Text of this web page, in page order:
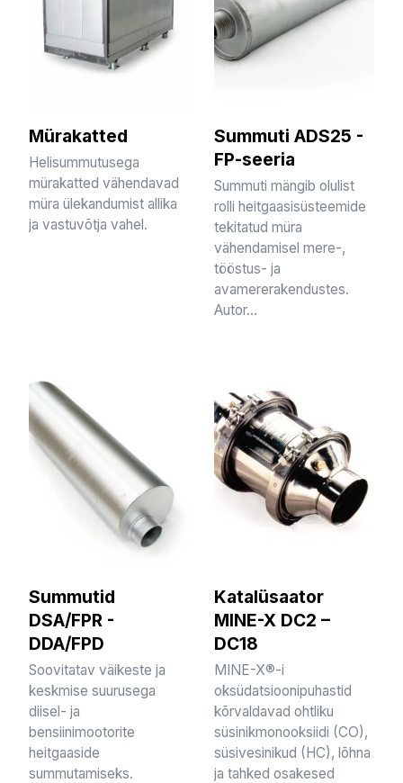
Mürakatted
Helisummutusega
mürakatted vähendavad
müra ülekandumist allika
ja vastuvõtja vahel.
Summuti ADS25 -
FP-seeria
Summuti mängib olulist
rolli heitgaasisüsteemide
tekitatud müra
vähendamisel mere-,
tööstus- ja
avamererakendustes.
Autor...
Summutid
DSA/FPR -
DDA/FPD
Soovitatav väikeste ja
keskmise suurusega
diisel- ja
bensiinimootorite
heitgaaside
summutamiseks.
Katalüsaator
MINE-X DC2 –
DC18
MINE-X®-i
oksüdatsioonipuhastid
kõrvaldavad ohtliku
süsinikmonooksiidi (CO),
süsivesinikud (HC), lõhna
ja tahked osakesed